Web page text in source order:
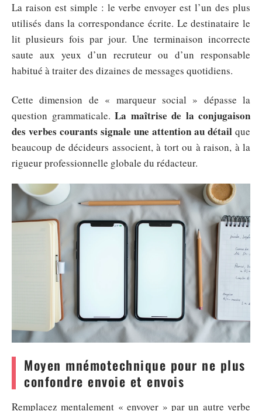
La raison est simple : le verbe envoyer est l’un des plus
utilisés dans la correspondance écrite. Le destinataire le
lit plusieurs fois par jour. Une terminaison incorrecte
saute aux yeux d’un recruteur ou d’un responsable
habitué à traiter des dizaines de messages quotidiens.
Cette dimension de « marqueur social » dépasse la
question grammaticale. La maîtrise de la conjugaison
des verbes courants signale une attention au détail que
beaucoup de décideurs associent, à tort ou à raison, à la
rigueur professionnelle globale du rédacteur.
Moyen mnémotechnique pour ne plus
confondre envoie et envois
Remplacez mentalement « envoyer » par un autre verbe